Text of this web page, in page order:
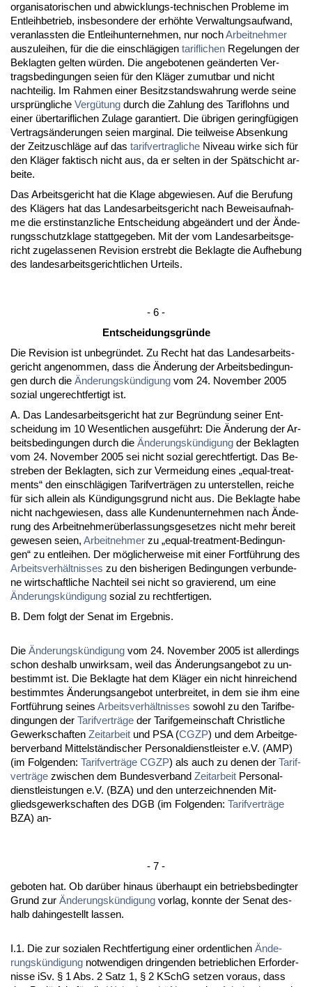
or­ga­ni­sa­to­ri­schen und ab­wick­lungs-tech­ni­schen Pro­ble­me im
Ent­leih­be­trieb, ins­be­son­de­re der erhöhte Ver­wal­tungs­auf­wand,
ver­an­lass­ten die Ent­lei­h­un­ter­neh­men, nur nochAr­beit­neh­mer
aus­zu­lei­hen, für die die ein­schlägi­gen ta­rif­li­chen Re­ge­lun­gen der
Be­klag­ten gel­ten würden. Die an­ge­bo­te­nen geänder­ten Ver­
trags­be­din­gun­gen sei­en für den Kläger zu­mut­bar und nicht
nach­tei­lig. Im Rah­men ei­ner Be­sitz­stands­wah­rung wer­de sei­ne
ursprüng­li­che Vergütung durch die Zah­lung des Ta­rif­lohns und
ei­ner über­ta­rif­li­chen Zu­la­ge ga­ran­tiert. Die übri­gen ge­ringfügi­gen
Ver­tragsände­run­gen sei­en mar­gi­nal. Die teil­wei­se Ab­sen­kung
der Zeit­zu­schläge auf das ta­rif­ver­trag­li­che Ni­veau wir­ke sich für
den Kläger fak­tisch nicht aus, da er sel­ten in der Spätschicht ar­
bei­te.
Das Ar­beits­ge­richt hat die Kla­ge ab­ge­wie­sen. Auf die Be­ru­fung
des Klägers hat das Lan­des­ar­beits­ge­richt nach Be­weis­auf­nah­
me die erst­in­stanz­li­che Ent­schei­dung ab­geändert und der Ände­
rungs­schutz­kla­ge statt­ge­ge­ben. Mit der vom Lan­des­ar­beits­ge­
richt zu­ge­las­se­nen Re­vi­si­on er­strebt die Be­klag­te die Auf­he­bung
des lan­des­ar­beits­ge­richt­li­chen Ur­teils.
- 6 -
Ent­schei­dungs­gründe
Die Re­vi­si­on ist un­be­gründet. Zu Recht hat das Lan­des­ar­beits­
ge­richt an­ge­nom­men, dass die Ände­rung der Ar­beits­be­din­gun­
gen durch die Ände­rungskündi­gung vom 24. No­vem­ber 2005
so­zi­al un­ge­recht­fer­tigt ist.
A. Das Lan­des­ar­beits­ge­richt hat zur Be­gründung sei­ner Ent­
schei­dung im 10 We­sent­li­chen aus­geführt: Die Ände­rung der Ar­
beits­be­din­gun­gen durch die Ände­rungskündi­gung der Be­klag­ten
vom 24. No­vem­ber 2005 sei nicht so­zi­al ge­recht­fer­tigt. Das Be­
stre­ben der Be­klag­ten, sich zur Ver­mei­dung ei­nes „equal-tre­at­
ments“ den ein­schlägi­gen Ta­rif­verträgen zu un­ter­stel­len, rei­che
für sich al­lein als Kündi­gungs­grund nicht aus. Die Be­klag­te ha­be
nicht nach­ge­wie­sen, dass al­le Kun­den­un­ter­neh­men nach Ände­
rung des Ar­beit­neh­merüber­las­sungs­ge­set­zes nicht mehr be­reit
ge­we­sen sei­en, Ar­beit­neh­mer zu „equal-tre­at­ment-Be­din­gun­
gen“ zu ent­lei­hen. Der mögli­cher­wei­se mit ei­ner Fortführung des
Ar­beits­verhält­nis­ses zu den bis­he­ri­gen Be­din­gun­gen ver­bun­de­
ne wirt­schaft­li­che Nach­teil sei nicht so gra­vie­rend, um ei­ne
Ände­rungskündi­gung so­zi­al zu recht­fer­ti­gen.
B. Dem folgt der Se­nat im Er­geb­nis.
Die Ände­rungskündi­gung vom 24. No­vem­ber 2005 ist al­ler­dings
schon des­halb un­wirk­sam, weil das Ände­rungs­an­ge­bot zu un­
be­stimmt ist. Die Be­klag­te hat dem Kläger ein nicht hin­rei­chend
be­stimm­tes Ände­rungs­an­ge­bot un­ter­brei­tet, in dem sie ihm ei­ne
Fortführung sei­nes Ar­beits­verhält­nis­ses so­wohl zu den Ta­rif­be­
din­gun­gen der Ta­rif­verträge der Ta­rif­ge­mein­schaft Christ­li­che
Ge­werk­schaf­ten Zeit­ar­beit und PSA (CG­ZP) und dem Ar­beit­ge­
ber­ver­band Mit­telständi­scher Per­so­nal­dienst­leis­ter e.V. (AMP)
(im Fol­gen­den: Ta­rif­verträge CG­ZP) als auch zu de­nen der Ta­rif­
verträge zwi­schen dem Bun­des­ver­band Zeit­ar­beit Per­so­nal­
dienst­leis­tun­gen e.V. (BZA) und den un­ter­zeich­nen­den Mit­
glieds­ge­werk­schaf­ten des DGB (im Fol­gen­den: Ta­rif­verträge
BZA) an-
- 7 -
ge­bo­ten hat. Ob darüber hin­aus über­haupt ein be­triebs­be­ding­ter
Grund zur Ände­rungskündi­gung vor­lag, konn­te der Se­nat des­
halb da­hin­ge­stellt las­sen.
I.1. Die zur so­zia­len Recht­fer­ti­gung ei­ner or­dent­li­chen Ände­
rungskündi­gung not­wen­di­gen drin­gen­den be­trieb­li­chen Er­for­der­
nis­se iSv. § 1 Abs. 2 Satz 1, § 2 KSchG set­zen vor­aus, dass